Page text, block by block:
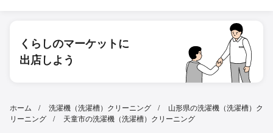
くらしのマーケットに
出店しよう
ホーム 洗濯機（洗濯槽）クリーニング
山形県の洗濯機（洗濯槽）ク
リーニング
天童市の洗濯機（洗濯槽）クリーニング